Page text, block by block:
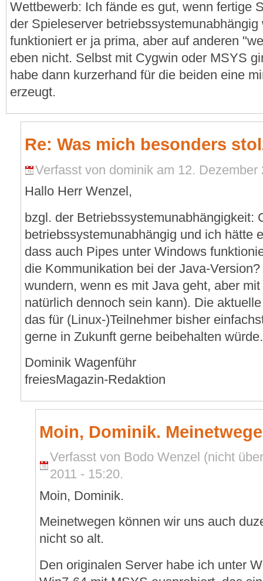
Wettbewerb: Ich fände es gut, wenn fertige
der Spieleserver
funktioniert er ja prima, aber auf anderen
eben nicht. Selbst mit Cygwin oder MSYS
habe dann kurzerhand für die beiden eine
erzeugt.
Re: Was mich besonders
Verfasst von dominik am 12. Dezember
Hallo Herr Wenzel,
bzgl. der Betriebssystemunabhängigkeit:
betriebssystemunabhängig und ich hätte
dass auch Pipes unter Windows
die Kommunikation bei der Java-
wundern, wenn es mit Java geht, aber
natürlich dennoch sein kann). Die
das für (Linux-)Teilnehmer bisher
gerne in Zukunft gerne beibehalten würde.
Dominik Wagenführ
freiesMagazin-Redaktion
Moin, Dominik.
Verfasst von Bodo Wenzel (nicht
2011 - 15:20.
Moin, Dominik.
Meinetwegen können wir uns auch
nicht so alt.
Den originalen Server habe ich unter